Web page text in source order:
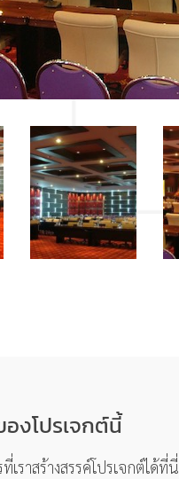
องโปรเจกต์นี้
ราสร้างสรรค์โปรเจกต์ได้ที่นี่